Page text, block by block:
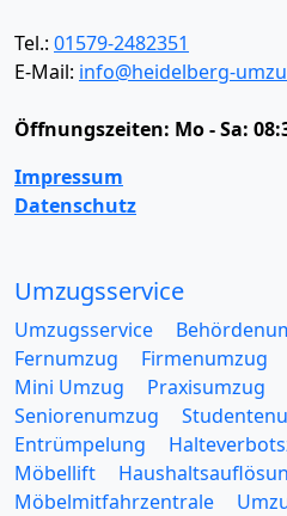
Tel.: 01579-2482351
E-Mail: info@heidelberg-
Öffnungszeiten: Mo - Sa:
Impressum
Datenschutz
Umzugsservice
Umzugsservice
Fernumzug
Firmenumzug
Mini Umzug
Praxisumzug
Seniorenumzug
Entrümpelung
Möbellift
Möbelmitfahrzentrale